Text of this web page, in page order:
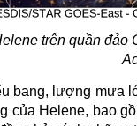
trên quần
bang, lượng mưa
của Helene, bao